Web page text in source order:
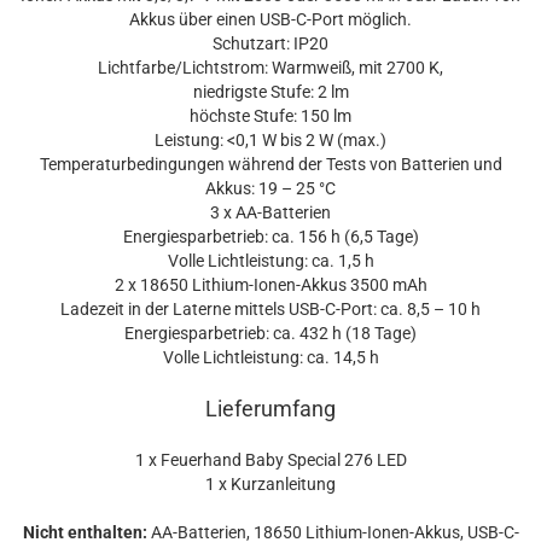
Akkus über einen USB-C-Port möglich.
Schutzart: IP20
Lichtfarbe/Lichtstrom: Warmweiß, mit 2700 K,
niedrigste Stufe: 2 lm
höchste Stufe: 150 lm
Leistung: <0,1 W bis 2 W (max.)
Temperaturbedingungen während der Tests von Batterien und
Akkus: 19 – 25 °C
3 x AA-Batterien
Energiesparbetrieb: ca. 156 h (6,5 Tage)
Volle Lichtleistung: ca. 1,5 h
2 x 18650 Lithium-Ionen-Akkus 3500 mAh
Ladezeit in der Laterne mittels USB-C-Port: ca. 8,5 – 10 h
Energiesparbetrieb: ca. 432 h (18 Tage)
Volle Lichtleistung: ca. 14,5 h
Lieferumfang
1 x Feuerhand Baby Special 276 LED
1 x Kurzanleitung
Nicht enthalten: AA-Batterien, 18650 Lithium-Ionen-Akkus, USB-C-